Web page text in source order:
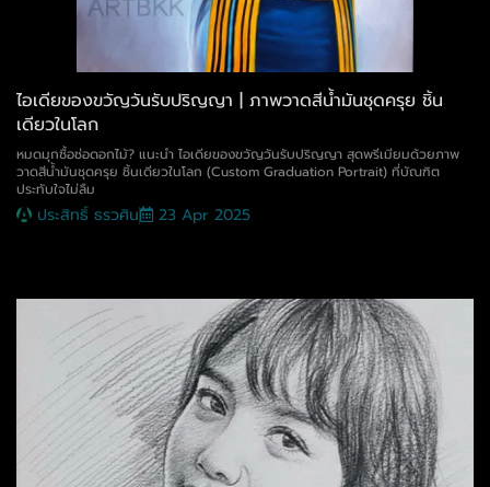
ไอเดียของขวัญวันรับปริญญา | ภาพวาดสีน้ำมันชุดครุย ชิ้น
เดียวในโลก
หมดมุกซื้อช่อดอกไม้? แนะนำ ไอเดียของขวัญวันรับปริญญา สุดพรีเมียมด้วยภาพ
วาดสีน้ำมันชุดครุย ชิ้นเดียวในโลก (Custom Graduation Portrait) ที่บัณฑิต
ประทับใจไม่ลืม
ประสิทธิ์ ธรวศิน 23 Apr 2025